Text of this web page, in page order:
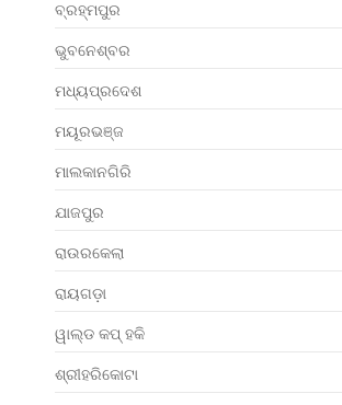
ବ୍ରହ୍ମପୁର
ଭୁବନେଶ୍ବର
ମଧ୍ୟପ୍ରଦେଶ
ମୟୂରଭଞ୍ଜ
ମାଲକାନଗିରି
ଯାଜପୁର
ରାଉରକେଲା
ରାୟଗଡ଼ା
ୱାଲ୍ଡ କପ୍ ହକି
ଶ୍ରୀହରିକୋଟା